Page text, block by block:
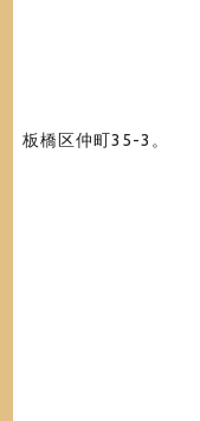
板橋区仲町35-3 。